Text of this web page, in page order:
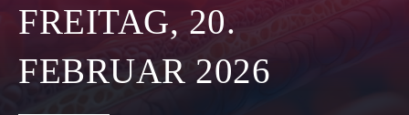
FREITAG, 20.
FEBRUAR 2026